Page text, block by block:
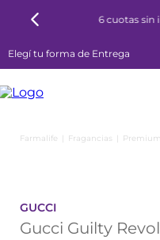
6 cuotas sin
Elegí tu forma de Entrega
Fragancias Premium
GUCCI
Gucci Guilty